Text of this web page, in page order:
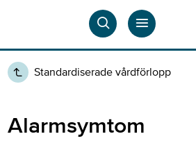
Standardiserade vårdförlopp
Alarmsymtom